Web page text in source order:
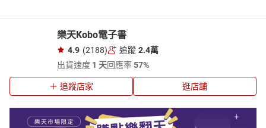
樂天Kobo電子書
4.9 (2188) 追蹤 2.4萬
出貨速度 1 天回應率57%
追蹤店家 逛店舖